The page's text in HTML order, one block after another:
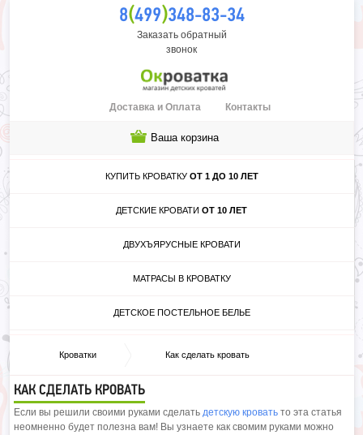
8(499)348-83-34
Заказать обратный
звонок
Доставка и Оплата Контакты
Ваша корзина
КУПИТЬ КРОВАТКУ ОТ 1 ДО 10 ЛЕТ
ДЕТСКИЕ КРОВАТИ ОТ 10 ЛЕТ
ДВУХЪЯРУСНЫЕ КРОВАТИ
МАТРАСЫ В КРОВАТКУ
ДЕТСКОЕ ПОСТЕЛЬНОЕ БЕЛЬЕ
Кроватки Как сделать кровать
КАК СДЕЛАТЬ КРОВАТЬ
Если вы решили своими руками сделать детскую кроватьто эта статья
неомненно будет полезна вам! Вы узнаете как свомим руками можно